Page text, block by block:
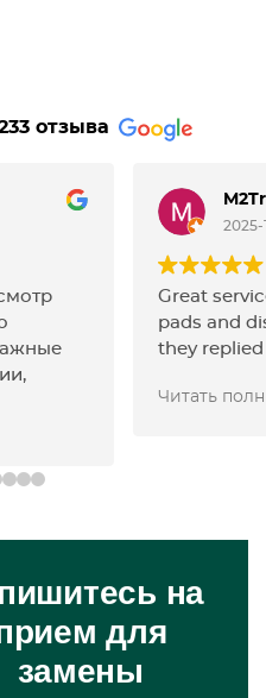
отзыва
2025-
Great
pads and
they
happy with
Читать
на
для
замены